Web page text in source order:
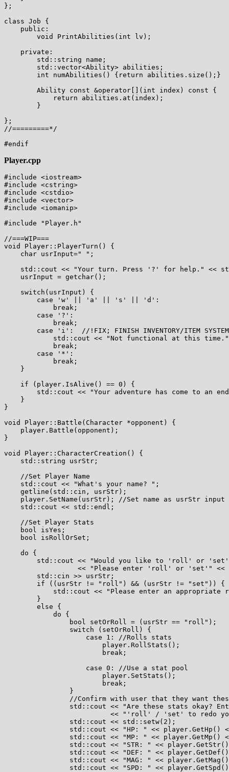
};
class Job {
    public:
        void PrintAbilities(int lv);
    private:
        std::string name;
        std::vector<Ability> abilities;
        int numAbilities() {return abilities.size();}
        Ability const &operator[](int index) const {
            return abilities.at(index);
        }
};
//=========*/
Player.cpp
#include <iostream>
#include <cstring>
#include <cstdio>
#include <vector>
#include <iomanip>
#include "Player.h"
//===WIP===
void Player::PlayerTurn() {
    char usrInput=" ";
std::cout << "Your turn. Press '?' for help." <<
    usrInput = getchar();
    switch(usrInput) {
        case 'w' || 'a' || 's' || 'd':
            break;
        case '?':
            break;
        case 'i':  //!FIX; FINISH INVENTORY/ITEM SYSTEM
std::cout << "Not functional at this
            break;
        case '*':
            break;
    }
    if (player.IsAlive() == 0) {
std::cout << "Your adventure has come to an
    }
}
void Player::Battle(Character *opponent) {
    player.Battle(opponent);
}
void Player::CharacterCreation() {
    std::string usrStr;
    //Set Player Name
    std::cout << "What's your name? ";
    getline(std::cin, usrStr);
    player.SetName(usrStr); //Set name as usrStr input
    std::cout << std::endl;
    //Set Player Stats
    bool isYes;
    bool isRollOrSet;
    do {
std::cout << "Would you like to 'roll' or
<< "Please enter 'roll' or 'set'" <<
        std::cin >> usrStr;
        if ((usrStr != "roll") && (usrStr != "set")) {
std::cout << "Please enter an appropriate
        }
        else {
            do {
                bool setOrRoll = (usrStr == "roll");
                switch (setOrRoll) {
                    case 1: //Rolls stats
                        player.RollStats();
                        break;
                    case 0: //Use a stat pool
                        player.SetStats();
                        break;
                }
//Confirm with user that they want
std::cout << "Are these stats okay?
<< "'roll' / 'set' to redo
                std::cout << std::setw(2);
std::cout << "HP: " << player.GetHp()
std::cout << "MP: " << player.GetMp()
std::cout << "STR: " <<
std::cout << "DEF: " <<
std::cout << "MAG: " <<
std::cout << "SPD: " <<